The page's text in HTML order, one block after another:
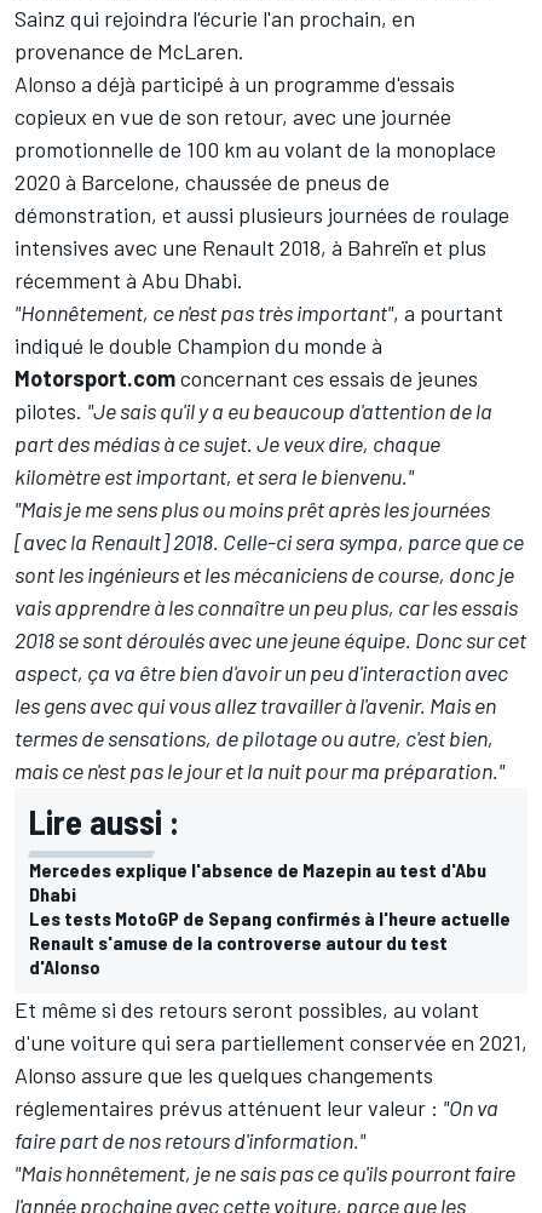
Sainz qui rejoindra l'écurie l'an prochain, en
provenance de McLaren.
Alonso a déjà participé à un programme d'essais
copieux en vue de son retour, avec une journée
promotionnelle de 100 km au volant de la monoplace
2020 à Barcelone, chaussée de pneus de
démonstration, et aussi plusieurs journées de roulage
intensives avec une Renault 2018, à Bahreïn et plus
récemment à Abu Dhabi.
"Honnêtement, ce n'est pas très important", a pourtant
indiqué le double Champion du monde à
Motorsport.comconcernant ces essais de jeunes
pilotes. "Je sais qu'il y a eu beaucoup d'attention de la
part des médias à ce sujet. Je veux dire, chaque
kilomètre est important, et sera le bienvenu."
"Mais je me sens plus ou moins prêt après les journées
[avec la Renault] 2018. Celle-ci sera sympa, parce que ce
sont les ingénieurs et les mécaniciens de course, donc je
vais apprendre à les connaître un peu plus, car les essais
2018 se sont déroulés avec une jeune équipe. Donc sur cet
aspect, ça va être bien d'avoir un peu d'interaction avec
les gens avec qui vous allez travailler à l'avenir. Mais en
termes de sensations, de pilotage ou autre, c'est bien,
mais ce n'est pas le jour et la nuit pour ma préparation."
Lire aussi :
Mercedes explique l'absence de Mazepin au test d'Abu
Dhabi
Les tests MotoGP de Sepang confirmés à l'heure actuelle
Renault s'amuse de la controverse autour du test
d'Alonso
Et même si des retours seront possibles, au volant
d'une voiture qui sera partiellement conservée en 2021,
Alonso assure que les quelques changements
réglementaires prévus atténuent leur valeur : "On va
faire part de nos retours d'information."
"Mais honnêtement, je ne sais pas ce qu'ils pourront faire
l'année prochaine avec cette voiture, parce que les